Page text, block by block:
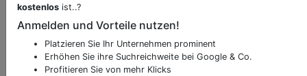
KartenansichtMinnesheimstraße 20inSalzburg
kostenlos ist..?
Anmelden und Vorteile nutzen!
Platzieren Sie Ihr Unternehmen prominent
Erhöhen Sie ihre Suchreichweite bei Google & Co.
Profitieren Sie von mehr Klicks